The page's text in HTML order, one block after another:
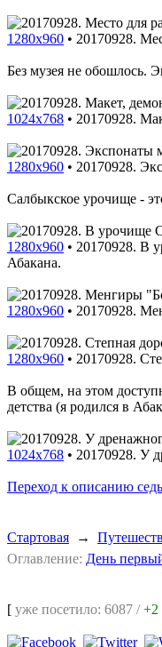
1280x960 • 20170928.
Без музея не обошлось.
1024x768 • 20170928.
1280x960 • 20170928.
Салбыкское урочище -
1280x960 • 20170928. В
Абакана.
1280x960 • 20170928.
1280x960 • 20170928.
В общем, на этом
детства (я родился в
1024x768 • 20170928. У
Переход к описанию
Стартовая →
Оглавление: День
[ уже посетило: 6087 /+2